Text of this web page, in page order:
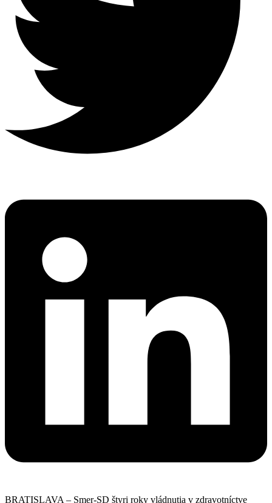
BRATISLAVA – Smer-SD štyri roky vládnutia v zdravotníctve